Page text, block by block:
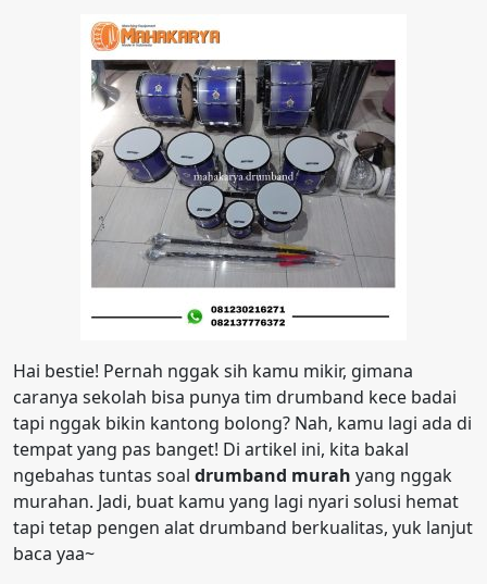
Hai bestie! Pernah nggak sih kamu mikir, gimana
caranya sekolah bisa punya tim drumband kece badai
tapi nggak bikin kantong bolong? Nah, kamu lagi ada di
tempat yang pas banget! Di artikel ini, kita bakal
ngebahas tuntas soal drumband murah yang nggak
murahan. Jadi, buat kamu yang lagi nyari solusi hemat
tapi tetap pengen alat drumband berkualitas, yuk lanjut
baca yaa~